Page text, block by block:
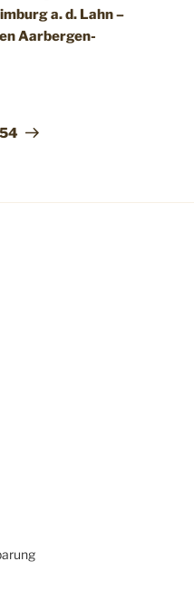
a. d. Lahn –
Aarbergen-